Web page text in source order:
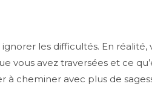
ignorer les difficultés. En
vous avez traversées et ce
cheminer avec plus de